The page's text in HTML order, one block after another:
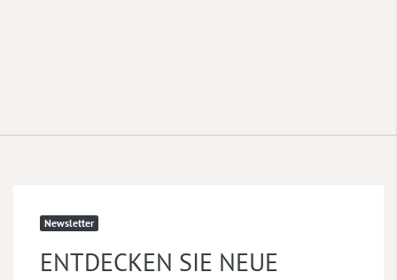
Newsletter
ENTDECKEN SIE NEUE